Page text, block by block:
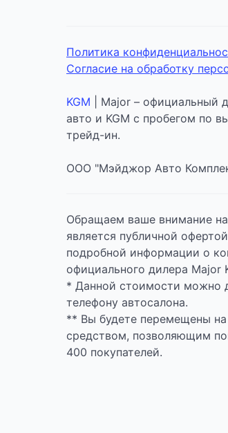
Политика
Согласие на обработку
KGM | Major – официальный
авто и KGM с пробегом по
трейд-ин.
ООО "Мэйджор Авто
Обращаем ваше внимание
является публичной
подробной информации о
официального дилера Major
* Данной стоимости можно
телефону автосалона.
** Вы будете перемещены на
средством, позволяющим
400 покупателей.